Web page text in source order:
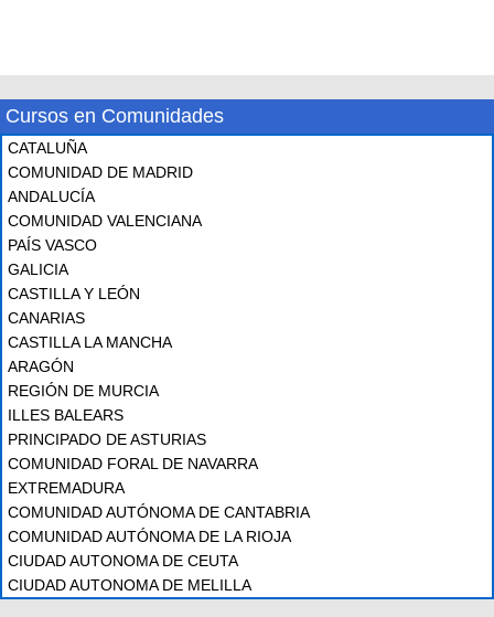
Cursos en Comunidades
CATALUÑA
COMUNIDAD DE MADRID
ANDALUCÍA
COMUNIDAD VALENCIANA
PAÍS VASCO
GALICIA
CASTILLA Y LEÓN
CANARIAS
CASTILLA LA MANCHA
ARAGÓN
REGIÓN DE MURCIA
ILLES BALEARS
PRINCIPADO DE ASTURIAS
COMUNIDAD FORAL DE NAVARRA
EXTREMADURA
COMUNIDAD AUTÓNOMA DE CANTABRIA
COMUNIDAD AUTÓNOMA DE LA RIOJA
CIUDAD AUTONOMA DE CEUTA
CIUDAD AUTONOMA DE MELILLA